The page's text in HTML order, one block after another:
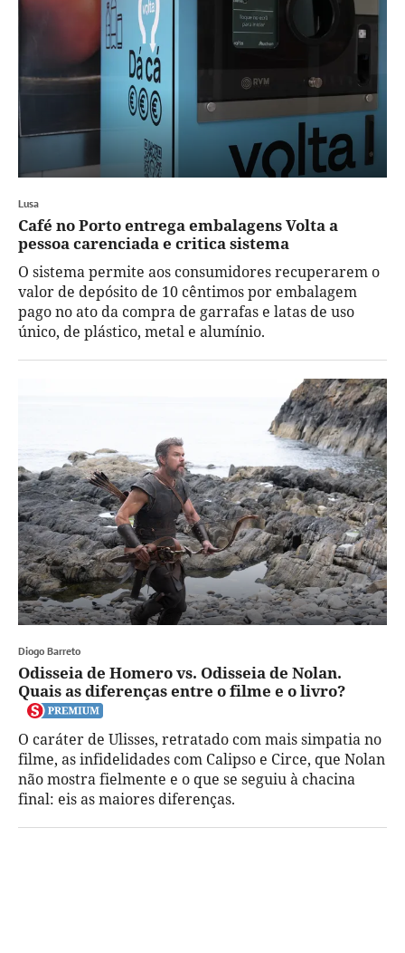
Lusa
Café no Porto entrega embalagens Volta a
pessoa carenciada e critica sistema
O sistema permite aos consumidores recuperarem o
valor de depósito de 10 cêntimos por embalagem
pago no ato da compra de garrafas e latas de uso
único, de plástico, metal e alumínio.
Diogo Barreto
Odisseia de Homero vs. Odisseia de Nolan.
Quais as diferenças entre o filme e o livro?
O caráter de Ulisses, retratado com mais simpatia no
filme, as infidelidades com Calipso e Circe, que Nolan
não mostra fielmente e o que se seguiu à chacina
final: eis as maiores diferenças.